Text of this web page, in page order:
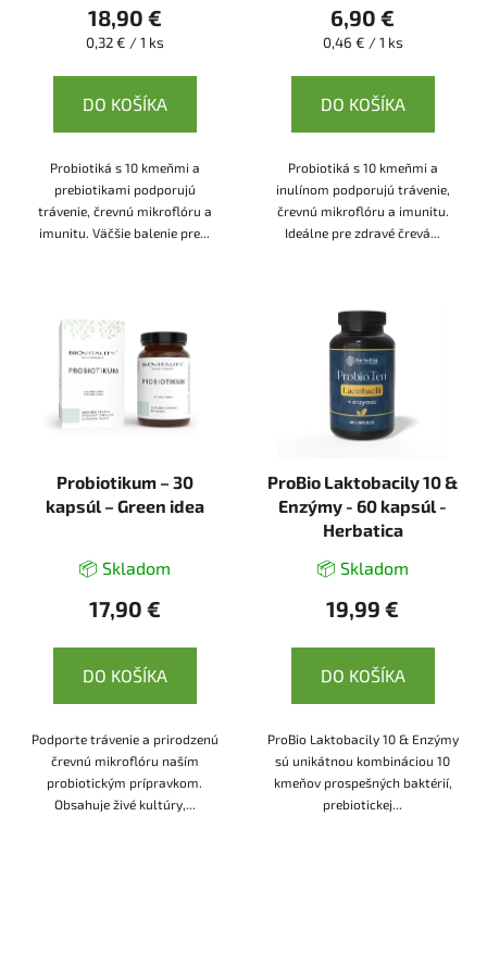
18,90 €
Jednotková
0,32 € / 1 ks
DO KOŠÍKA
Probiotiká s 10 kmeňmi a
prebiotikami podporujú
trávenie, črevnú mikroflóru a
imunitu. Väčšie balenie pre...
6,90 €
Jednotková
0,46 € / 1 ks
DO KOŠÍKA
Probiotiká s 10 kmeňmi a
inulínom podporujú trávenie,
črevnú mikroflóru a imunitu.
Ideálne pre zdravé črevá...
Probiotikum – 30
kapsúl – Green idea
📦 Skladom
17,90 €
DO KOŠÍKA
Podporte trávenie a prirodzenú
črevnú mikroflóru naším
probiotickým prípravkom.
Obsahuje živé kultúry,...
ProBio Laktobacily 10 &
Enzýmy - 60 kapsúl -
Herbatica
📦 Skladom
19,99 €
DO KOŠÍKA
ProBio Laktobacily 10 & Enzýmy
sú unikátnou kombináciou 10
kmeňov prospešných baktérií,
prebiotickej...